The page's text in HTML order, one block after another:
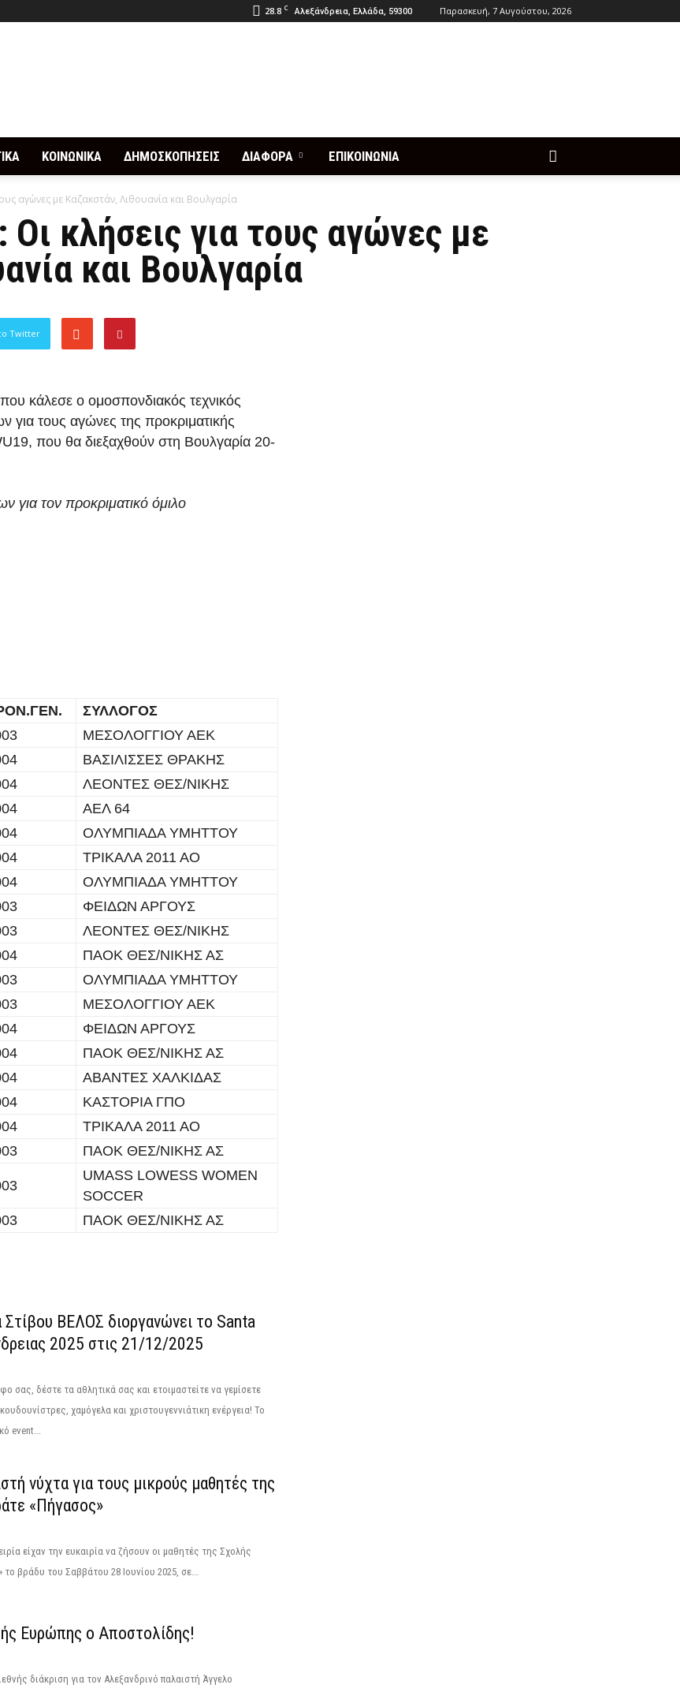
28.8 C Αλεξάνδρεια, Ελλάδα, 59300 Παρασκευή, 7 Αυγούστου, 2026
ΚΟΙΝΩΝΙΚΑ ΔΗΜΟΣΚΟΠΗΣΕΙΣ ΔΙΑΦΟΡΑ ΕΠΙΚΟΙΝΩΝΙΑ
αγώνες με Καζακστάν, Λιθουανία και Βουλγαρία
κλήσεις για τους αγώνες με
και Βουλγαρία
Twitter
κάλεσε ο ομοσπονδιακός τεχνικός
τους αγώνες της προκριματικής
που θα διεξαχθούν στη Βουλγαρία 20-
για τον προκριματικό όμιλο
ΣΥΛΛΟΓΟΣ
ΜΕΣΟΛΟΓΓΙΟΥ ΑΕΚ
ΒΑΣΙΛΙΣΣΕΣ ΘΡΑΚΗΣ
ΛΕΟΝΤΕΣ ΘΕΣ/ΝΙΚΗΣ
ΑΕΛ 64
ΟΛΥΜΠΙΑΔΑ ΥΜΗΤΤΟΥ
ΤΡΙΚΑΛΑ 2011 ΑΟ
ΟΛΥΜΠΙΑΔΑ ΥΜΗΤΤΟΥ
ΦΕΙΔΩΝ ΑΡΓΟΥΣ
ΛΕΟΝΤΕΣ ΘΕΣ/ΝΙΚΗΣ
ΠΑΟΚ ΘΕΣ/ΝΙΚΗΣ ΑΣ
ΟΛΥΜΠΙΑΔΑ ΥΜΗΤΤΟΥ
ΜΕΣΟΛΟΓΓΙΟΥ ΑΕΚ
ΦΕΙΔΩΝ ΑΡΓΟΥΣ
ΠΑΟΚ ΘΕΣ/ΝΙΚΗΣ ΑΣ
ΑΒΑΝΤΕΣ ΧΑΛΚΙΔΑΣ
ΚΑΣΤΟΡΙΑ ΓΠΟ
ΤΡΙΚΑΛΑ 2011 ΑΟ
ΠΑΟΚ ΘΕΣ/ΝΙΚΗΣ ΑΣ
UMASS LOWESS WOMEN
SOCCER
ΠΑΟΚ ΘΕΣ/ΝΙΚΗΣ ΑΣ
Στίβου ΒΕΛΟΣ διοργανώνει το Santa
2025 στις 21/12/2025
σας, δέστε τα αθλητικά σας και ετοιμαστείτε να γεμίσετε
χαμόγελα και χριστουγεννιάτικη ενέργεια! Το
event...
νύχτα για τους μικρούς μαθητές της
«Πήγασος»
είχαν την ευκαιρία να ζήσουν οι μαθητές της Σχολής
το βράδυ του Σαββάτου 28 Ιουνίου 2025, σε...
Ευρώπης ο Αποστολίδης!
διάκριση για τον Αλεξανδρινό παλαιστή Άγγελο